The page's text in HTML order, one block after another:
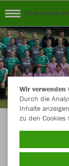
SV Kottweiler-
Herzlich
Wir verwenden
Durch die
Inhalte
zu den